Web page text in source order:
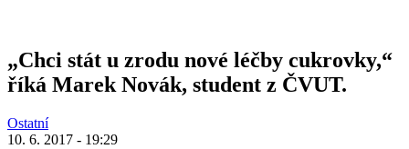
„Chci stát u zrodu nové léčby cukrovky,“
říká Marek Novák, student z ČVUT.
Ostatní
10. 6. 2017 - 19:29